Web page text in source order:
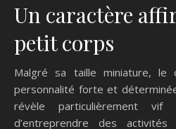
Un caractère
petit corps
Malgré sa taille miniature, le
personnalité forte et
révèle particulièrement vif
d’entreprendre des